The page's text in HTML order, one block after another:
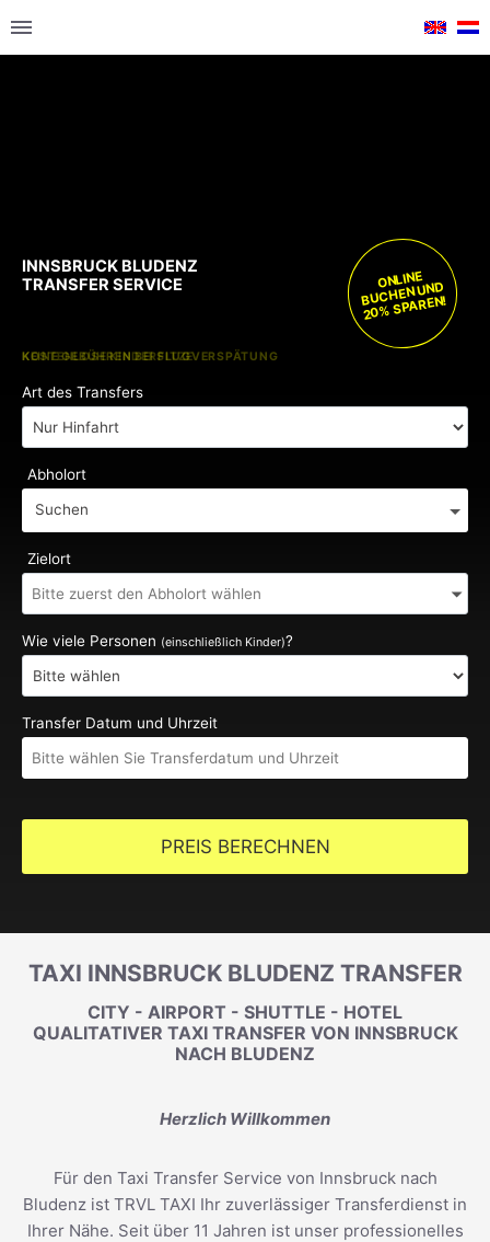
KOSTENLOSE KINDERSITZE
KEINE GEBÜHREN BEI FLUGVERSPÄTUNG
ONLINE
BUCHEN UND
20% SPAREN!
Art des Transfers
Abholort
Suchen
Zielort
Wie viele Personen (einschließlich Kinder)?
Transfer Datum und Uhrzeit
PREIS BERECHNEN
INNSBRUCK BLUDENZ
TRANSFER SERVICE
TAXI INNSBRUCK BLUDENZ TRANSFER
CITY - AIRPORT - SHUTTLE - HOTEL
QUALITATIVER TAXI TRANSFER VON INNSBRUCK
NACH BLUDENZ
Herzlich Willkommen
Für den Taxi Transfer Service von Innsbruck nach
Bludenz ist TRVL TAXI Ihr zuverlässiger Transferdienst in
Ihrer Nähe. Seit über 11 Jahren ist unser professionelles